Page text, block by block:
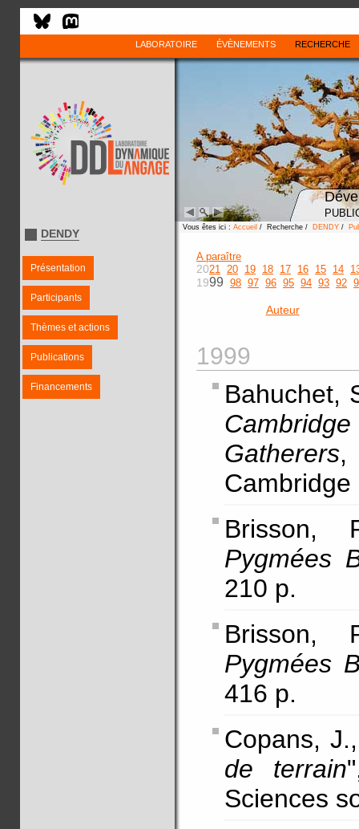
LABORATOIRE ÉVÈNEMENTS RECHERCHE
DENDY
Présentation
Participants
Thèmes et actions
Publications
Financements
Vous êtes ici : Accueil / Recherche / DENDY /
A paraître
2021 20 19 18 17 16 15 14
1999 98 97 96 95 94 93 92
Auteur
1999
Bahuchet,
Gatherers,
Brisson,
Pygmées
210 p.
Brisson,
Pygmées
416 p.
Copans,
de terrain
Sciences